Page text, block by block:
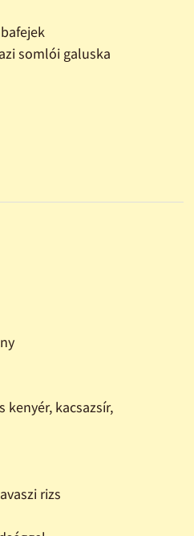
somlói galuska
kenyér, kacsazsír,
rizs